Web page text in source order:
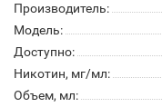
Производитель:
Модель:
Доступно:
Никотин, мг/мл:
Объем, мл: